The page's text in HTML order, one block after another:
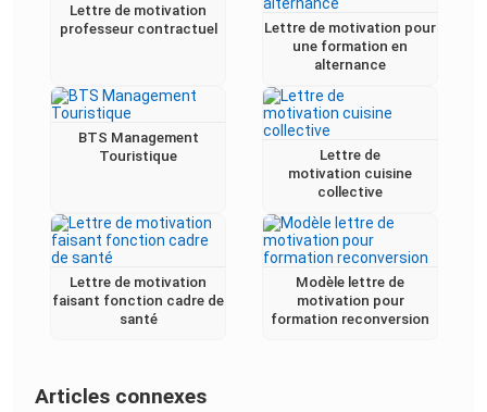
Lettre de motivation
professeur contractuel
Lettre de motivation pour
une formation en
alternance
BTS Management
Touristique
Lettre de
motivation cuisine
collective
Lettre de motivation
faisant fonction cadre de
santé
Modèle lettre de
motivation pour
formation reconversion
Articles connexes